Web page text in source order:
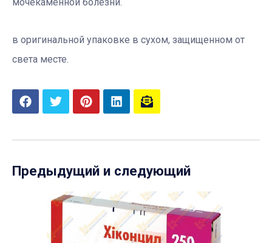
в оригинальной упаковке в сухом, защищенном от
света месте.
Предыдущий и следующий